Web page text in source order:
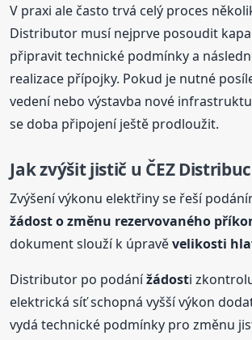
V praxi ale často trvá celý proces
Distributor musí nejprve posoudit
připravit technické podmínky a
realizace přípojky. Pokud je nutné
vedení nebo výstavba nové
se doba připojení ještě prodloužit.
Jak zvýšit jistič u ČEZ
Zvýšení výkonu elektřiny se řeší
žádosto změnu rezervovaného
dokument slouží k úpravěvelikosti
Distributor po podánížádosti
elektrická síť schopná vyšší výkon
vydá technické podmínky pro změnu